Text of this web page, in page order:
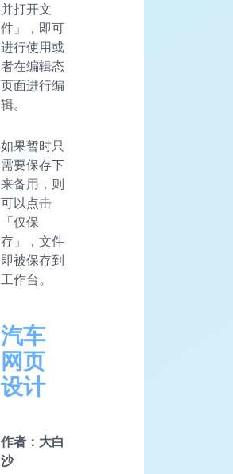
并打开文
件」，即可
进行使用或
者在编辑态
页面进行编
辑。
如果暂时只
需要保存下
来备用，则
可以点击
「仅保
存」，文件
即被保存到
工作台。
汽车
网页
设计
作者：大白
沙